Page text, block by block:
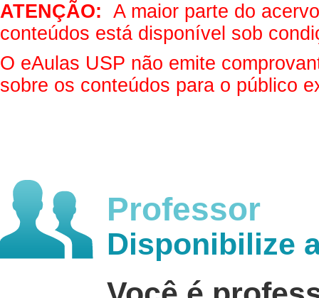
ATENÇÃO: A maior parte do
conteúdos está disponível sob
O eAulas USP não emite
sobre os conteúdos para o público
Professor
Disponibilize